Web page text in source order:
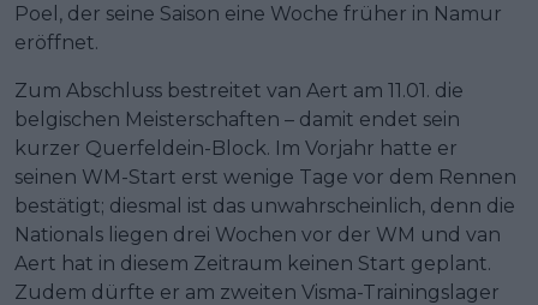
Poel, der seine Saison eine Woche früher in Namur
eröffnet.
Zum Abschluss bestreitet van Aert am 11.01. die
belgischen Meisterschaften – damit endet sein
kurzer Querfeldein-Block. Im Vorjahr hatte er
seinen WM-Start erst wenige Tage vor dem Rennen
bestätigt; diesmal ist das unwahrscheinlich, denn die
Nationals liegen drei Wochen vor der WM und van
Aert hat in diesem Zeitraum keinen Start geplant.
Zudem dürfte er am zweiten Visma-Trainingslager